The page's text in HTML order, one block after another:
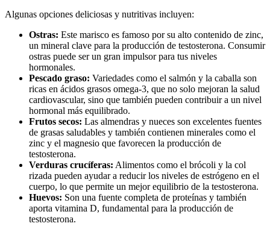
Algunas opciones deliciosas y nutritivas incluyen:
Ostras: Este marisco es famoso por su alto contenido de zinc,
un mineral clave para la producción de testosterona. Consumir
ostras puede ser un gran impulsor para tus niveles
hormonales.
Pescado graso: Variedades como el salmón y la caballa son
ricas en ácidos grasos omega-3, que no solo mejoran la salud
cardiovascular, sino que también pueden contribuir a un nivel
hormonal más equilibrado.
Frutos secos: Las almendras y nueces son excelentes fuentes
de grasas saludables y también contienen minerales como el
zinc y el magnesio que favorecen la producción de
testosterona.
Verduras crucíferas: Alimentos como el brócoli y la col
rizada pueden ayudar a reducir los niveles de estrógeno en el
cuerpo, lo que permite un mejor equilibrio de la testosterona.
Huevos: Son una fuente completa de proteínas y también
aporta vitamina D, fundamental para la producción de
testosterona.